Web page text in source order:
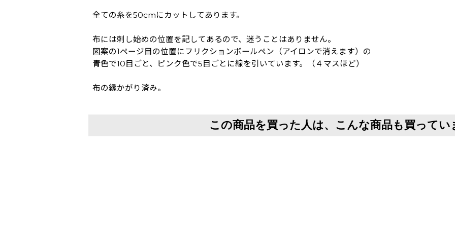
全ての糸を50cmにカットしてあります。
布には刺し始めの位置を記してあるので、迷うことはありません。
図案の1ページ目の位置にフリクションボールペン（アイロンで消えます）の
青色で10目ごと、ピンク色で5目ごとに線を引いています。（４マスほど）
布の縁かがり済み。
この商品を買った人は、こんな商品も買ってい